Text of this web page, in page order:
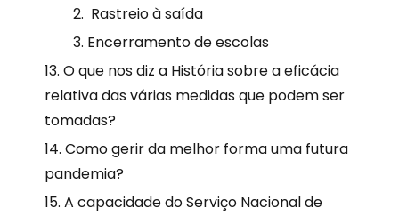
Rastreio à saída
Encerramento de escolas
O que nos diz a História sobre a eficácia
relativa das várias medidas que podem ser
tomadas?
Como gerir da melhor forma uma futura
pandemia?
A capacidade do Serviço Nacional de